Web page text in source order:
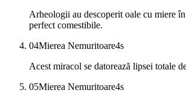
Arheologii au descoperit oale cu miere
perfect comestibile.
04Mierea Nemuritoare4s
Acest miracol se datorează lipsei totale
05Mierea Nemuritoare4s